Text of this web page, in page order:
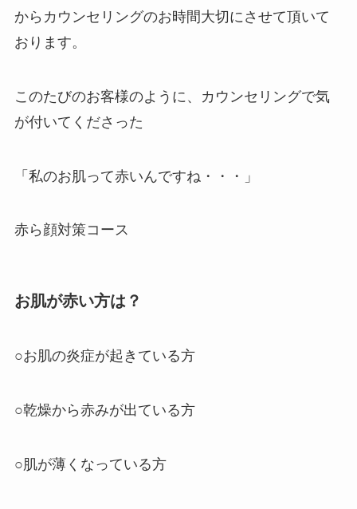
からカウンセリングのお時間大切にさせて頂いて
おります。
このたびのお客様のように、カウンセリングで気
が付いてくださった
「私のお肌って赤いんですね・・・」
赤ら顔対策コース
お肌が赤い方は？
○お肌の炎症が起きている方
○乾燥から赤みが出ている方
○肌が薄くなっている方